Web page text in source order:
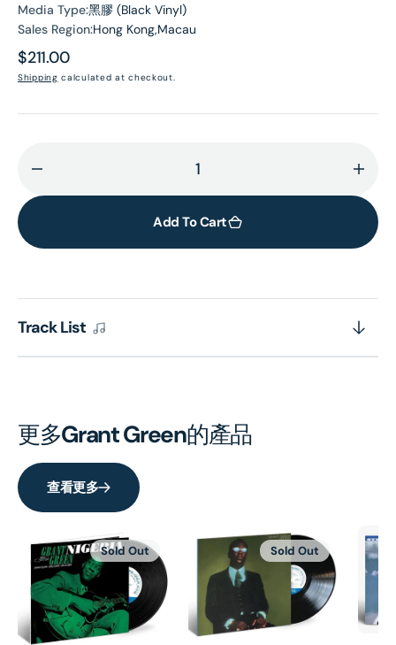
Media Type:黑膠 (Black Vinyl)
Sales Region:Hong Kong,Macau
Regular
price
$211.00
Shipping calculated at checkout.
quantity
Solid
Classic)
(LP)
for
Solid
(LP)
Add To Cart
Track List
更多Grant Green的產品
查看更多
Sold Out Sold Out